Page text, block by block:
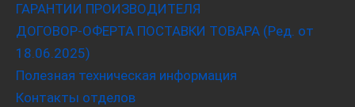
ГАРАНТИИ ПРОИЗВОДИТЕЛЯ
ДОГОВОР-ОФЕРТА ПОСТАВКИ ТОВАРА (Ред. от
18.06.2025)
Полезная техническая информация
Контакты отделов